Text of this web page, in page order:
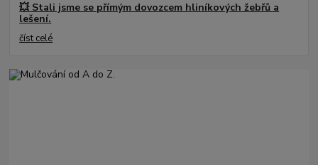
💥 Stali jsme se přímým dovozcem hliníkových žebřů a
lešení.
číst celé